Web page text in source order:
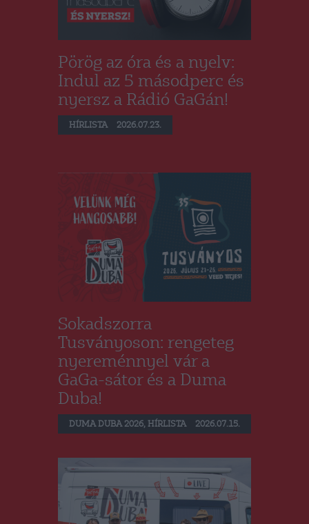
Pörög az óra és a nyelv:
Indul az 5 másodperc és
nyersz a Rádió GaGán!
HÍRLISTA 2026.07.23.
Sokadszorra
Tusványoson: rengeteg
nyereménnyel vár a
GaGa-sátor és a Duma
Duba!
DUMA DUBA 2026, HÍRLISTA 2026.07.15.